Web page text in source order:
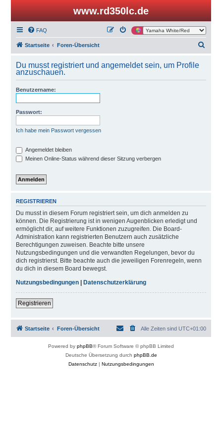
www.rd350lc.de
FAQ
Startseite Foren-Übersicht
h
Du musst registriert und angemeldet sein, um Profile
anzuschauen.
Benutzername:
Passwort:
Ich habe mein Passwort vergessen
Angemeldet bleiben
Meinen Online-Status während dieser Sitzung verbergen
REGISTRIEREN
Du musst in diesem Forum registriert sein, um dich anmelden zu
können. Die Registrierung ist in wenigen Augenblicken erledigt und
ermöglicht dir, auf weitere Funktionen zuzugreifen. Die Board-
Administration kann registrierten Benutzern auch zusätzliche
Berechtigungen zuweisen. Beachte bitte unsere
Nutzungsbedingungen und die verwandten Regelungen, bevor du
dich registrierst. Bitte beachte auch die jeweiligen Forenregeln, wenn
du dich in diesem Board bewegst.
Nutzungsbedingungen| Datenschutzerklärung
Registrieren
Startseite Foren-Übersicht Alle Zeiten sind UTC+01:00
Powered by phpBB® Forum Software © phpBB Limited
Deutsche Übersetzung durch phpBB.de
Datenschutz| Nutzungsbedingungen